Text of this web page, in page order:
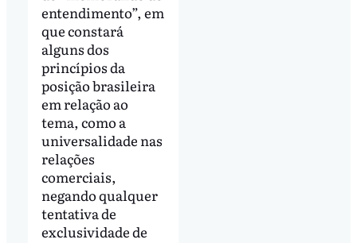
entendimento”, em
que constará
alguns dos
princípios da
posição brasileira
em relação ao
tema, como a
universalidade nas
relações
comerciais,
negando qualquer
tentativa de
exclusividade de